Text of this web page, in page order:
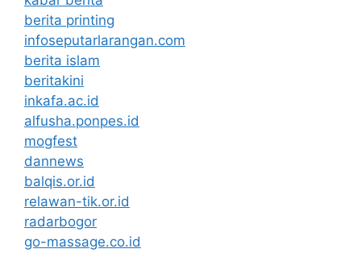
berita printing
infoseputarlarangan.com
berita islam
beritakini
inkafa.ac.id
alfusha.ponpes.id
mogfest
dannews
balqis.or.id
relawan-tik.or.id
radarbogor
go-massage.co.id